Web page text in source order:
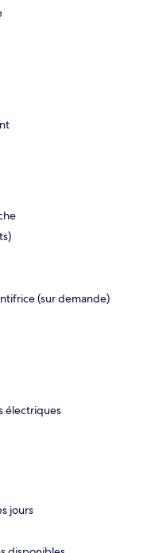
(sur demande)
électriques
jours